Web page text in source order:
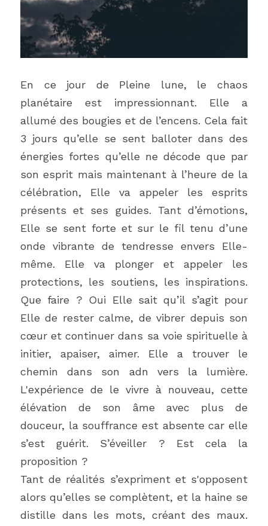
En ce jour de Pleine lune, le chaos
planétaire est impressionnant. Elle a
allumé des bougies et de l’encens. Cela fait
3 jours qu’elle se sent balloter dans des
énergies fortes qu’elle ne décode que par
son esprit mais maintenant à l’heure de la
célébration, Elle va appeler les esprits
présents et ses guides. Tant d’émotions,
Elle se sent forte et sur le fil tenu d’une
onde vibrante de tendresse envers Elle-
même. Elle va plonger et appeler les
protections, les soutiens, les inspirations.
Que faire ? Oui Elle sait qu’il s’agit pour
Elle de rester calme, de vibrer depuis son
cœur et continuer dans sa voie spirituelle à
initier, apaiser, aimer. Elle a trouver le
chemin dans son adn vers la lumière.
L'expérience de le vivre à nouveau, cette
élévation de son âme avec plus de
douceur, la souffrance est absente car elle
s’est guérit. S’éveiller ? Est cela la
proposition ?
Tant de réalités s’expriment et s'opposent
alors qu’elles se complètent, et la haine se
distille dans les mots, créant des maux.